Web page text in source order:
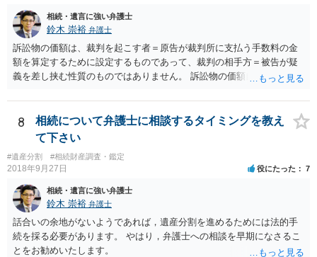
相続・遺言に強い弁護士
鈴木 崇裕 弁護士
訴訟物の価額は、裁判を起こす者＝原告が裁判所に支払う手数料の金
額を算定するために設定するものであって、裁判の相手方＝被告が疑
義を差し挟む性質のものではありません。 訴訟物の価額自体が裁判の
したとしても、変更されることはありません。
8
相続について弁護士に相談するタイミングを教え
て下さい
#遺産分割 #相続財産調査・鑑定
2018年9月27日 役にたった 7
相続・遺言に強い弁護士
鈴木 崇裕 弁護士
話合いの余地がないようであれば，遺産分割を進めるためには法的手
続を採る必要があります。 やはり，弁護士への相談を早期になさるこ
とをお勧めいたします。